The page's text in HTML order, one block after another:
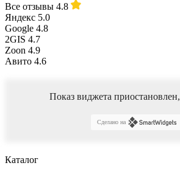
Все отзывы 4.8
Яндекс 5.0
Google 4.8
2GIS 4.7
Zoon 4.9
Авито 4.6
Показ виджета приостановлен,
Сделано на
Каталог